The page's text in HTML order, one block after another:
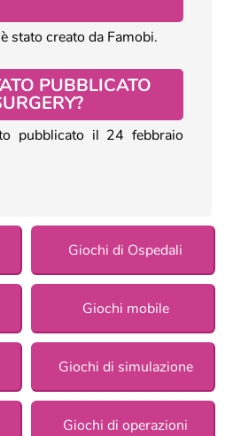
stato creato da Famobi.
PUBBLICATO
pubblicato il 24 febbraio
Giochi di Ospedali
Giochi mobile
Giochi di simulazione
Giochi di operazioni